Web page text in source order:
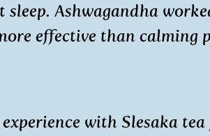
sleep. Ashwagandha
effective than calming
with Slesaka